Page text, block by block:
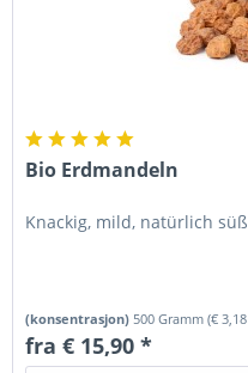
Bio Erdmandeln
Knackig, mild, natürlich süß
(konsentrasjon)500 Gramm(€ 3,18
fra € 15,90 *